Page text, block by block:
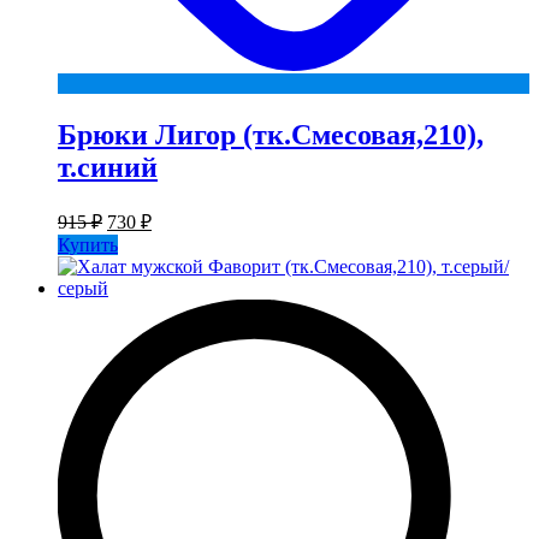
Брюки Лигор (тк.Смесовая,210),
т.синий
915₽ Первоначальная
цена
составляла
915 ₽.
730 ₽Текущая
730 ₽.
Купить